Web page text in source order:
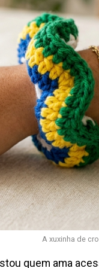
A xuxinha de
quem ama